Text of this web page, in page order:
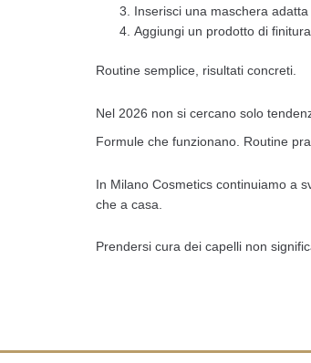
Inserisci una maschera adatta
Aggiungi un prodotto di
Routine semplice, risultati concreti.
Nel 2026 non si cercano solo
Formule che funzionano. Routine
In Milano Cosmetics continuiamo a
che a casa.
Prendersi cura dei capelli non